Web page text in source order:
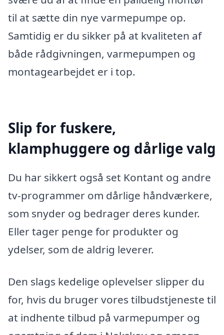
til at sætte din nye varmepumpe op.
Samtidig er du sikker på at kvaliteten af
både rådgivningen, varmepumpen og
montagearbejdet er i top.
Slip for fuskere,
klamphuggere og dårlige valg
Du har sikkert også set Kontant og andre
tv-programmer om dårlige håndværkere,
som snyder og bedrager deres kunder.
Eller tager penge for produkter og
ydelser, som de aldrig leverer.
Den slags kedelige oplevelser slipper du
for, hvis du bruger vores tilbudstjeneste til
at indhente tilbud på varmepumper og